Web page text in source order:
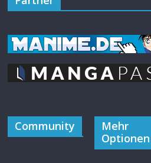
Community
Mehr
Optionen